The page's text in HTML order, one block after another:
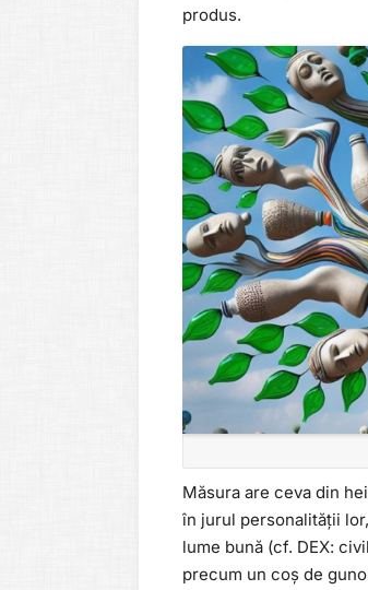
produs.
Măsura are ceva din
în jurul personalității
lume bună (cf. DEX:
precum un coș de